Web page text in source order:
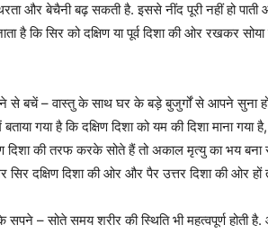
और बेचैनी बढ़ सकती है. इससे नींद पूरी नहीं हो
है कि सिर को दक्षिण या पूर्व दिशा की ओर रखकर
बचें – वास्तु के साथ घर के बड़े बुजुर्गों से आपने सुना
बताया गया है कि दक्षिण दिशा को यम की दिशा माना
दिशा की तरफ करके सोते हैं तो अकाल मृत्यु का भय बना
दक्षिण दिशा की ओर और पैर उत्तर दिशा की ओर हों
– सोते समय शरीर की स्थिति भी महत्वपूर्ण होती